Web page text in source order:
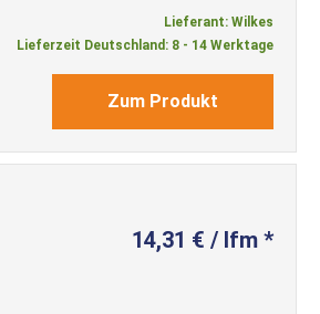
Lieferant: Wilkes
Lieferzeit Deutschland: 8 - 14 Werktage
Zum Produkt
14,31 € / lfm *